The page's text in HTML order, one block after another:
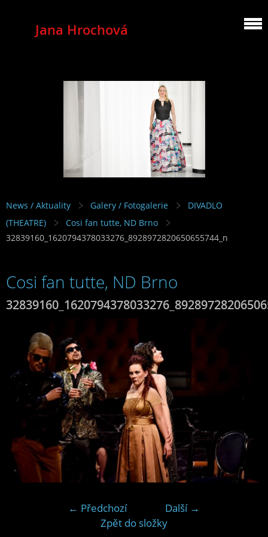
Jana Hrochová
MEZZOSOPRANO
News / Aktuality Galery / Fotogalerie
DIVADLO
(THEATRE)
Cosi fan tutte, ND Brno
32839160_1620794378033276_8928972820650655744_n
Cosi fan tutte, ND Brno
← Předchozí
Další →
Zpět do složky